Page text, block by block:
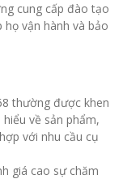
cung cấp đào tạo
vận hành và bảo
thường được khen
về sản phẩm,
với nhu cầu cụ
giá cao sự chăm